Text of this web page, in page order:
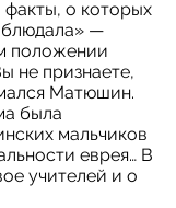
факты, о которых
—
положении
не признаете,
Матюшин.
была
мальчиков
еврея… В
учителей и о